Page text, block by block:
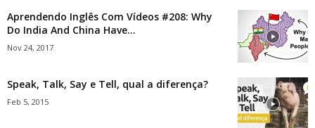
Aprendendo Inglês Com Vídeos #208: Why
Do India And China Have...
Nov 24, 2017
Speak, Talk, Say e Tell, qual a diferença?
Feb 5, 2015